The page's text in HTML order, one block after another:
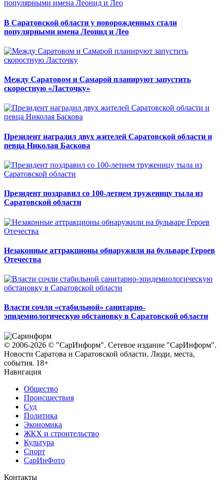
В Саратовской области у новорожденных стали
популярными имена Леонид и Лео
Между Саратовом и Самарой планируют запустить
скоростную «Ласточку»
Президент наградил двух жителей Саратовской области и
певца Николая Баскова
Президент поздравил со 100-летием труженицу тыла из
Саратовской области
Незаконные аттракционы обнаружили на бульваре Героев
Отечества
Власти сочли «стабильной» санитарно-
эпидемиологическую обстановку в Саратовской области
© 2006-2026 © "СарИнформ". Сетевое издание "СарИнформ".
Новости Саратова и Саратовской области. Люди, места,
события. 18+
Навигация
Общество
Происшествия
Суд
Политика
Экономика
ЖКХ и строительство
Культура
Спорт
СарИнФото
Контакты